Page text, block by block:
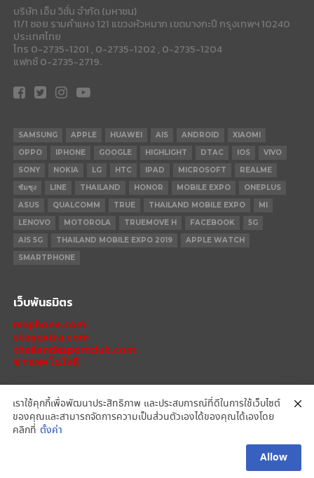
บริษัท เอ็ม วิชั่น จำกัด (มหาชน)
11/1 ซอย รามคำแหง 121 แขวงหัวหมาก เขตบางกะปี กรุงเทพฯ 10240
ประเทศไทย
โทร 0-2735-1201 , 0-2735-1202 , 0-2735-1204
แฟกซ์ 0-2735-2719.
SAMSUNG APPLE HUAWEI AIS ANDROID
XIAOMI
OPPO
IPHONE GOOGLE HIGHLIGHT DTAC IOS
VIVO
SONY
NOKIA LG HTC IPAD MICROSOFT
REALME
ซัมซุง
LINE THAILAND HONOR MOBILE EXPO
ONEPLUS
ASUS
QUALCOMM TRUE THAILAND MOBILE EXPO
MI
LENOVO
MOTOROLA TRUEMOVE H FACEBOOK
5G
AIS 5G
THAILAND MOBILE EXPO 2019
APPLE WATCH
SMARTPHONE
เว็บพันธมิตร
mxphone.com
stepextra.com
thailandesportclub.com
ข่าวเทคโนโลยี
IPHONE 14 PRO
REDMI
เราใช้คุกกี้เพื่อพัฒนาประสิทธิภาพ และประสบการณ์ที่ดีในการใช้เว็บไซต์
ของคุณและสามารถจัดการความเป็นส่วนตัวเองได้ของคุณได้เองโดย
คลิกที่ ตั้งค่า
Allow